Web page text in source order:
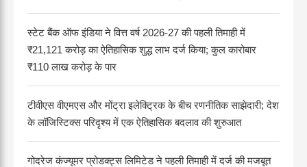
स्टेट बैंक ऑफ इंडिया ने वित्त वर्ष 2026-27 की पहली तिमाही में
₹21,121 करोड़ का ऐतिहासिक शुद्ध लाभ दर्ज किया; कुल कारोबार
₹110 लाख करोड़ के पार
टीवीएस वीएमएस और मोंट्रा इलेक्ट्रिक के बीच रणनीतिक साझेदारी; देश
के लॉजिस्टिक्स परिदृश्य में एक ऐतिहासिक बदलाव की शुरुआत
गोदरेज कंज्यूमर प्रोडक्ट्स लिमिटेड ने पहली तिमाही में दर्ज की मजबूत